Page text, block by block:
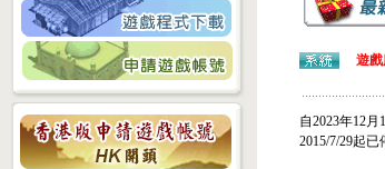
遊戲
自2023年12
2015/7/29起